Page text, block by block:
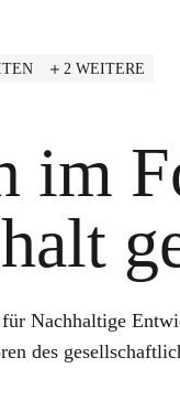
2 WEITERE
im
Nachhaltige
des